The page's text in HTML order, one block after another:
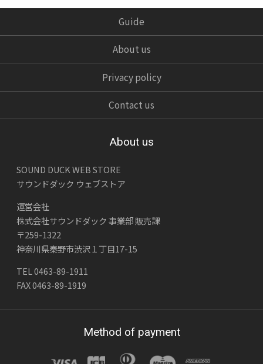
Guide
About us
Privacy policy
Contact us
About us
SOUND DUCK WEB STORE
サウンドダック ウェブストア
運営会社
株式会社サウンドダック 事業部 販売課
〒259-1322
神奈川県秦野市渋沢１丁目17-15
TEL 0463-89-1911
FAX 0463-89-1919
Method of payment